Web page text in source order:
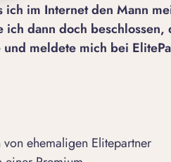
ich im Internet den Mann
dann doch beschlossen,
meldete mich bei
ehemaligen Elitepartner